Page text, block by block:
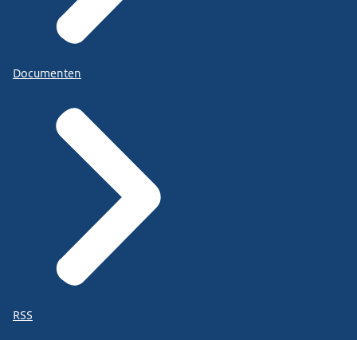
Documenten
RSS